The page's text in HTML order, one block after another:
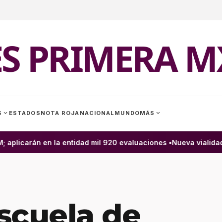
PRIMERA
expand_more ESTADOS NOTA ROJA NACIONAL MUNDOMÁS expand_more
en la entidad mil 920 evaluaciones •Nueva vialidad